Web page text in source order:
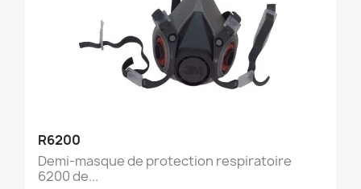
R6200
Demi-masque de protection respiratoire
6200 de...